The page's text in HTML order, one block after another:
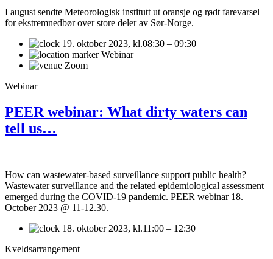
I august sendte Meteorologisk institutt ut oransje og rødt farevarsel
for ekstremnedbør over store deler av Sør-Norge.
19. oktober 2023, kl.08:30 – 09:30
Webinar
Zoom
Webinar
PEER webinar: What dirty waters can
tell us…
How can wastewater-based surveillance support public health?
Wastewater surveillance and the related epidemiological assessment
emerged during the COVID-19 pandemic. PEER webinar 18.
October 2023 @ 11-12.30.
18. oktober 2023, kl.11:00 – 12:30
Kveldsarrangement